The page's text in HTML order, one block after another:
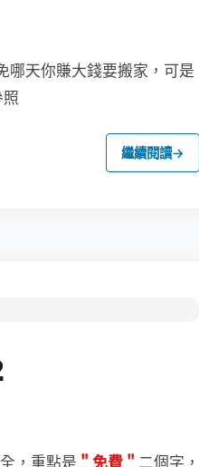
哪天你賺大錢要搬家，可是
繼續閱讀→
，重點是 ＂免費＂ 二個字，